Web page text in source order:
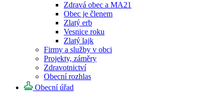
Zdravá obec a MA21
Obec je členem
Zlatý erb
Vesnice roku
Zlatý lajk
Firmy a služby v obci
Projekty, záměry
Zdravotnictví
Obecní rozhlas
Obecní úřad